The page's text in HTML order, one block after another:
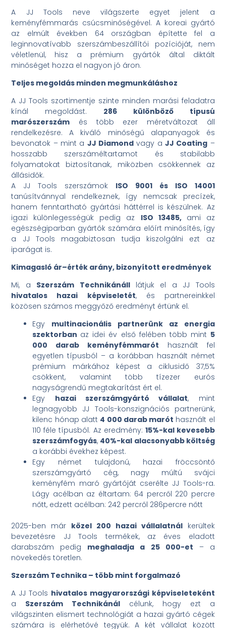
A JJ Tools neve világszerte egyet jelent a
keményfémmarás csúcsminőségével. A koreai gyártó
az elmúlt években 64 országban építette fel a
leginnovatívabb szerszámbeszállítói pozícióját, nem
véletlenül, hisz a prémium gyártók által diktált
minőséget hozza el nagyon jó áron.
Teljes megoldás minden megmunkáláshoz
A JJ Tools szortimentje szinte minden marási feladatra
kínál megoldást. 286 különböző típusú
marószerszám és több ezer méretváltozat áll
rendelkezésre. A kiváló minőségű alapanyagok és
bevonatok – mint a JJ Diamond vagy a JJ Coating –
hosszabb szerszáméltartamot és stabilabb
folyamatokat biztosítanak, miközben csökkennek az
állásidők.
A JJ Tools szerszámok ISO 9001 és ISO 14001
tanúsítvánnyal rendelkeznek, így nemcsak precízek,
hanem fenntartható gyártási háttérrel is készülnek. Az
igazi különlegességük pedig az ISO 13485, ami az
egészségiparban gyártók számára előírt minősítés, így
a JJ Tools magabiztosan tudja kiszolgálni ezt az
iparágat is.
Kimagasló ár–érték arány, bizonyított eredmények
Mi, a Szerszám Technikánálllátjuk el a JJ Tools
hivatalos hazai képviseletét, és partnereinkkel
közösen számos meggyőző eredményt értünk el.
Egy multinacionális partnerünk az energia
szektorban az idei év első felében több mint 5
000 darab keményfémmarót használt fel
egyetlen típusból – a korábban használt német
prémium márkához képest a ciklusidő 37,5%
csökkent, valamint több tízezer eurós
nagyságrendű megtakarítást ért el.
Egy hazai szerszámgyártó vállalat, mint
legnagyobb JJ Tools-konszignációs partnerünk,
kilenc hónap alatt 4 000 darab marót használt el
110 féle típusból. Az eredmény: 15%-kal kevesebb
szerszámfogyás, 40%-kal alacsonyabb költség
a korábbi évekhez képest.
Egy német tulajdonú, hazai fröccsöntő
szerszámgyártó cég, nagy múltú svájci
keményfém maró gyártóját cserélte JJ Tools-ra.
Lágy acélban az éltartam: 64 percről 220 percre
nőtt, edzett acélban: 242 percről 286percre nőtt
2025-ben már közel 200 hazai vállalatnálkerültek
bevezetésre JJ Tools termékek, az éves eladott
darabszám pedig meghaladja a 25 000-et – a
növekedés töretlen.
Szerszám Technika – több mint forgalmazó
A JJ Tools hivatalos magyarországi képviseleteként
a Szerszám Technikánál célunk, hogy ezt a
világszinten elismert technológiát a hazai gyártó cégek
számára is elérhetővé tegyük. A két vállalat között